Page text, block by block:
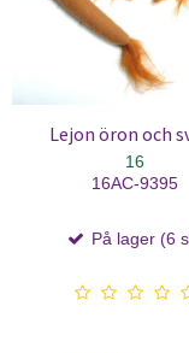
Lejon öron och
16
16AC-9395
På lager (6